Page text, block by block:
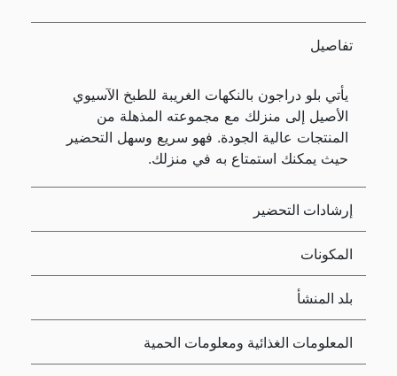
تفاصيل
يأتي بلو دراجون بالنكهات الغريبة للطبخ الآسيوي
الأصيل إلى منزلك مع مجموعته المذهلة من
المنتجات عالية الجودة. فهو سريع وسهل التحضير
حيث يمكنك استمتاع به في منزلك.
إرشادات التحضير
المكونات
بلد المنشأ
المعلومات الغذائية ومعلومات الحمية